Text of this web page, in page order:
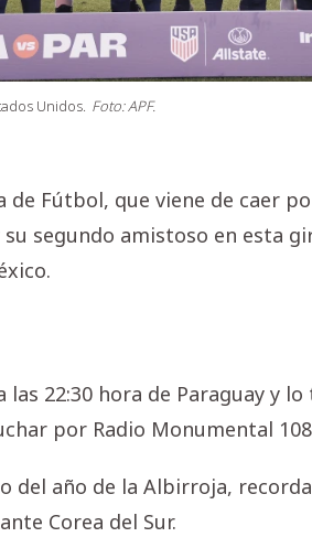
Unidos. Foto: APF.
de Fútbol, que viene de caer
segundo amistoso en esta
las 22:30 hora de Paraguay y
por Radio Monumental
del año de la Albirroja,
Corea del Sur.